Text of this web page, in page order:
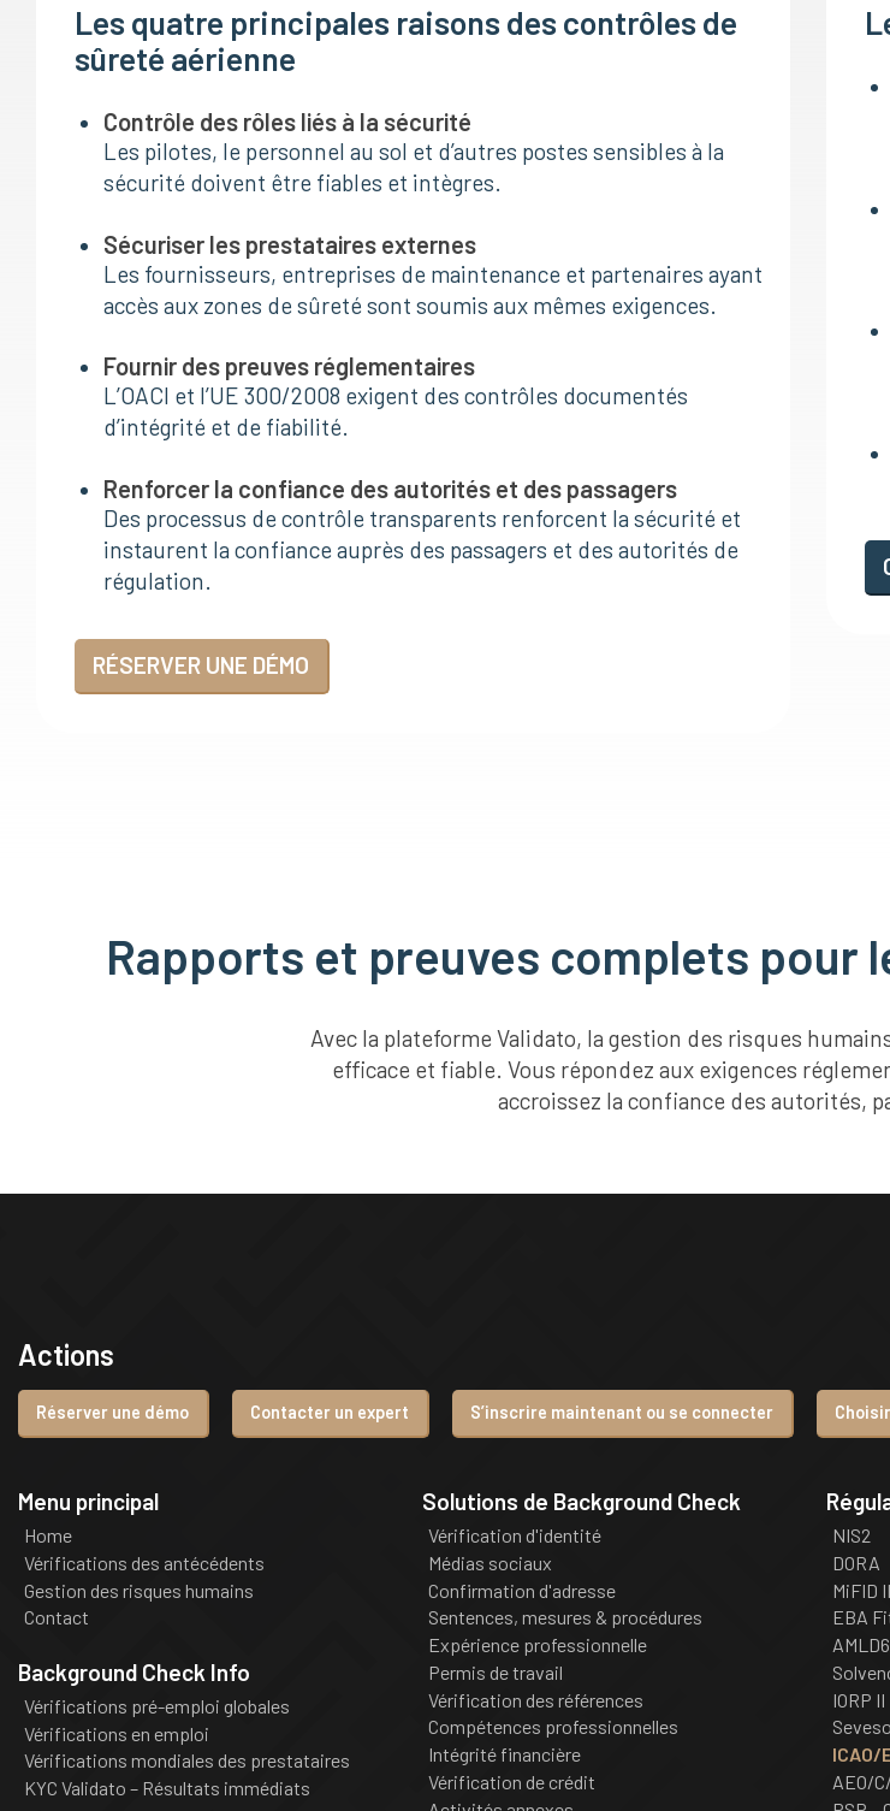
Les quatre principales raisons des contrôles de
sûreté aérienne
Contrôle des rôles liés à la sécurité
Les pilotes, le personnel au sol et d’autres postes sensibles à la
sécurité doivent être fiables et intègres.
Sécuriser les prestataires externes
Les fournisseurs, entreprises de maintenance et partenaires ayant
accès aux zones de sûreté sont soumis aux mêmes exigences.
Fournir des preuves réglementaires
L’OACI et l’UE 300/2008 exigent des contrôles documentés
d’intégrité et de fiabilité.
Renforcer la confiance des autorités et des passagers
Des processus de contrôle transparents renforcent la sécurité et
instaurent la confiance auprès des passagers et des autorités de
régulation.
RÉSERVER UNE DÉMO
Rapports et preuves complets pour
Avec la plateforme Validato, la gestion des risques
efficace et fiable. Vous répondez aux exigences
accroissez la confiance des autorités,
Actions
Réserver une démo Contacter un expert S’inscrire maintenant ou se connecter
Menu principal
Home
Vérifications des antécédents
Gestion des risques humains
Contact
Background Check Info
Vérifications pré-emploi globales
Vérifications en emploi
Vérifications mondiales des prestataires
KYC Validato – Résultats immédiats
Solutions de Background Check
Vérification d'identité
Médias sociaux
Confirmation d'adresse
Sentences, mesures & procédures
Expérience professionnelle
Permis de travail
Vérification des références
Compétences professionnelles
Intégrité financière
Vérification de crédit
NIS2
DORA
MiFID II
EBA
AMLD6
IORP II
ICAO/
AEO/